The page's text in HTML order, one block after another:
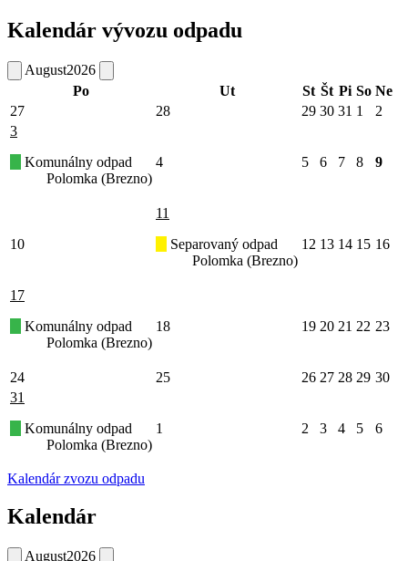
Kalendár vývozu odpadu
August2026
Po
Ut St Št Pi So Ne
27
28 29 30 31 1
2
3
Komunálny odpad
Polomka (Brezno)
4 5 6 7 8 9
10
11
Separovaný odpad
Polomka (Brezno)
12 13 14 15 16
17
Komunálny odpad
Polomka (Brezno)
18 19 20 21 22 23
24 25 26 27 28 29 30
31
Komunálny odpad
Polomka (Brezno)
1 2 3 4 5 6
Kalendár zvozu odpadu
Kalendár
August2026